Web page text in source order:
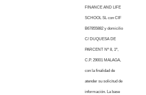
FINANCE AND LIFE
SCHOOL SL con CIF
B67855882 y domicilio
C/ DUQUESA DE
PARCENT Nº 8, 1º,
C.P. 29001 MALAGA,
con la finalidad de
atender su solicitud de
información. La base